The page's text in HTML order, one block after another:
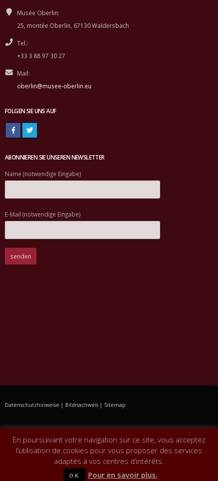
Musée Oberlin:
25, montée Oberlin, 67130 Waldersbach
Tel.:
+33 3 88 97 30 27
Mail:
oberlin@musee-oberlin.eu
FOLGEN SIE UNS AUF
ABONNIEREN SIE UNSEREN NEWSLETTER
Name (notwendige Eingabe)
E-Mail (notwendige Eingabe)
Datenschutzhinweise | Bildnachweis | Sitemap
© Copyright 2019. All Rights Reserved.
En poursuivant votre navigation sur ce site, vous acceptez
l’utilisation de cookies pour vous proposer des services
adaptés à vos centres d’intérêts.
O.K. Pour en savoir plus.